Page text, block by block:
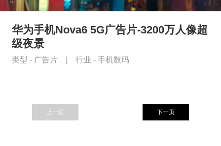
华为手机Nova6 5G广告片-3200万人像超
级夜景
类型 - 广告片 行业 - 手机数码
上一页 下一页